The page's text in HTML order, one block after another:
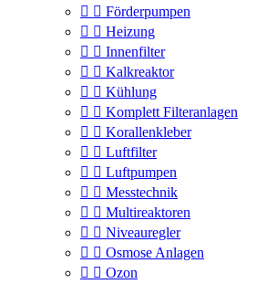
  Förderpumpen
  Heizung
  Innenfilter
  Kalkreaktor
  Kühlung
  Komplett Filteranlagen
  Korallenkleber
  Luftfilter
  Luftpumpen
  Messtechnik
  Multireaktoren
  Niveauregler
  Osmose Anlagen
  Ozon